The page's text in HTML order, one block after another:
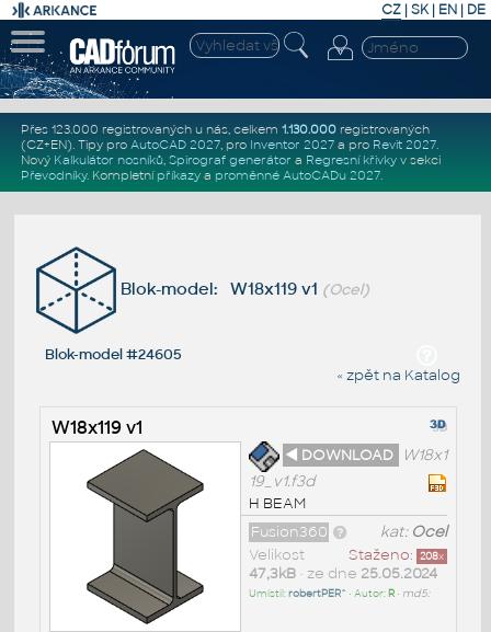
CZ | SK| EN | DE
Přes 123.000 registrovaných u nás, celkem 1.130.000registrovaných
(CZ+EN). Tipy pro AutoCAD 2027, pro Inventor 2027a pro Revit 2027.
Nový Kalkulátor nosníků, Spirograf generátor a Regresní křivkyv sekci
Převodníky. Kompletní příkazya proměnné AutoCADu 2027.
Blok-model: W18x119 v1 (Ocel)
Blok-model #24605
« zpět na Katalog
W18x119 v1
◄ DOWNLOAD
W18x1
19_v1.f3d
H BEAM
kat: Ocel
Fusion360
Staženo: 208x
Velikost
47,3kB• ze dne 25.05.2024
Umístil:robertPER^ • Autor: R• md5: